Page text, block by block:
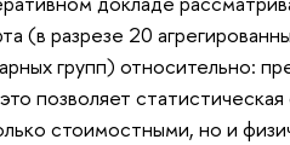
(в разрезе 20
групп) относительно:
позволяет
стоимостными, но и